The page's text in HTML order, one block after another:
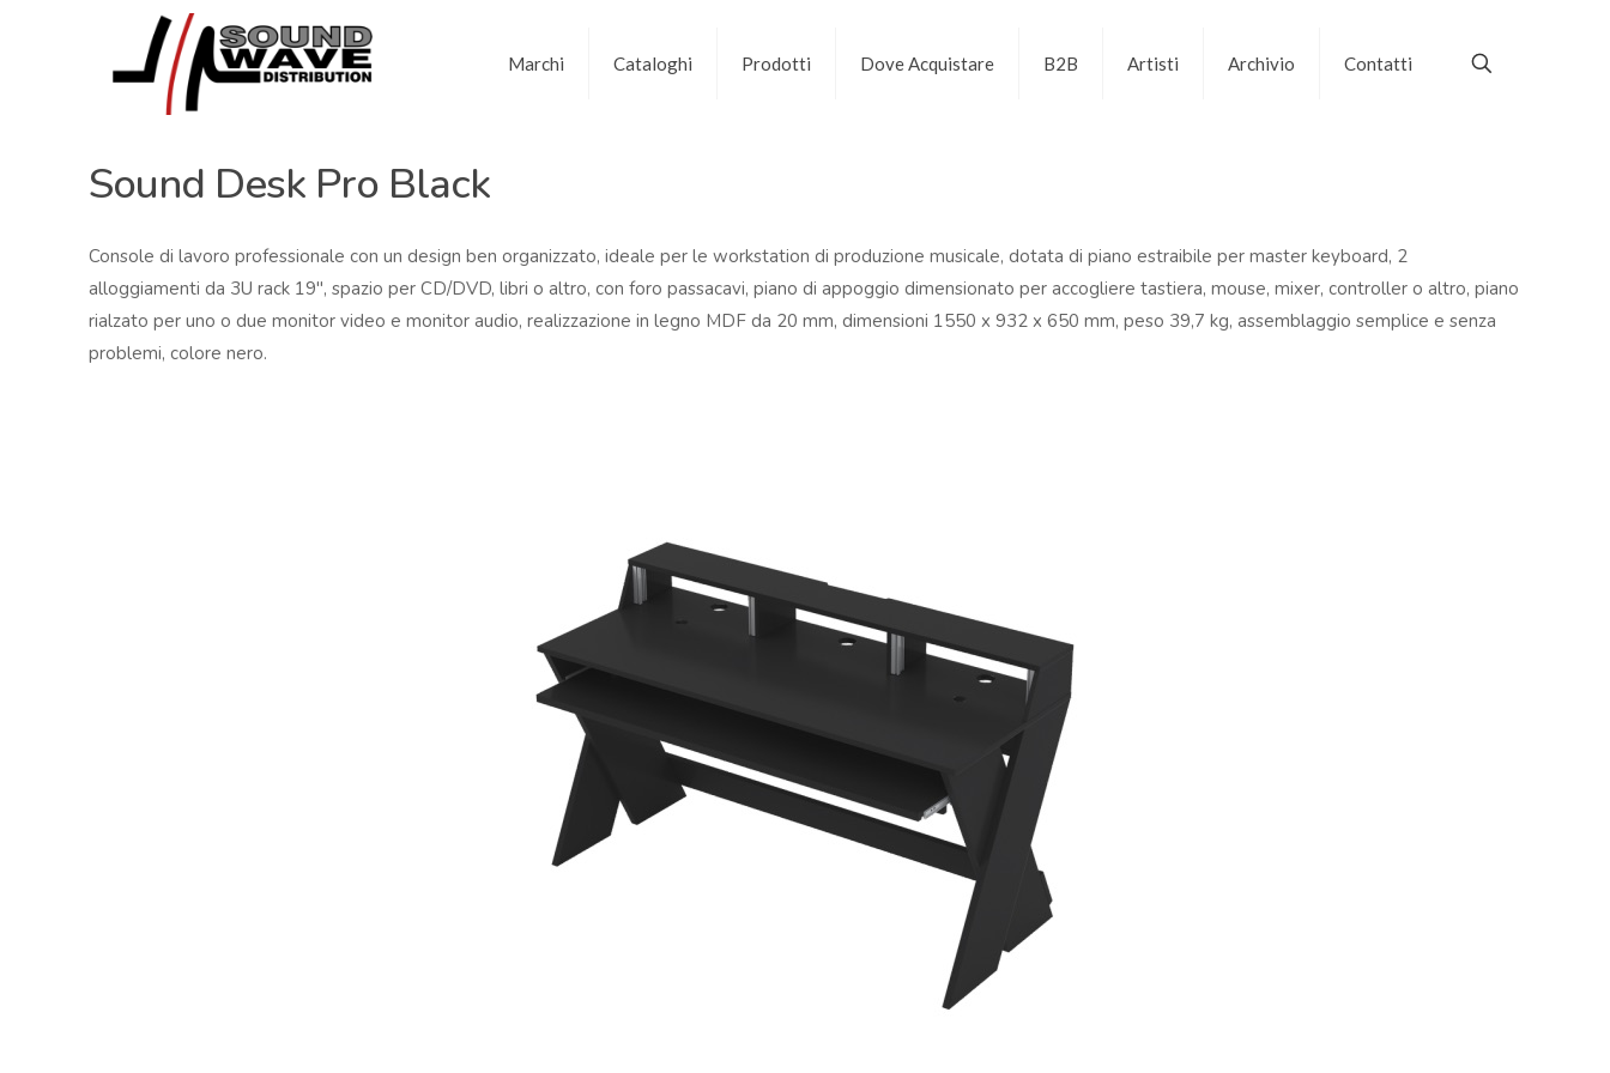
Marchi Cataloghi Prodotti Dove Acquistare B2B Artisti Archivio Contatti
Sound Desk Pro Black
Console di lavoro professionale con un design ben organizzato, ideale per le workstation di produzione musicale, dotata di piano estraibile per master keyboard, 2
alloggiamenti da 3U rack 19″, spazio per CD/DVD, libri o altro, con foro passacavi, piano di appoggio dimensionato per accogliere tastiera, mouse, mixer, controller o altro, piano
rialzato per uno o due monitor video e monitor audio, realizzazione in legno MDF da 20 mm, dimensioni 1550 x 932 x 650 mm, peso 39,7 kg, assemblaggio semplice e senza
problemi, colore nero.